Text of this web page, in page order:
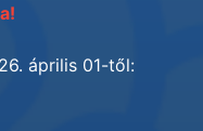
április 01-től: